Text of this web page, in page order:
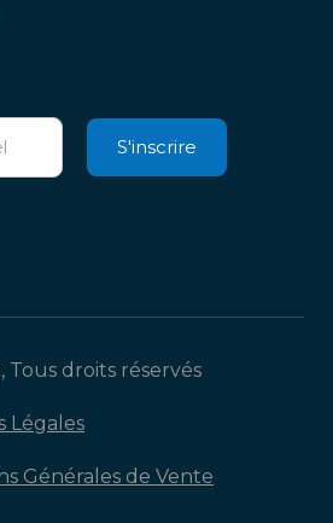
Tous droits réservés
Légales
Générales de Vente